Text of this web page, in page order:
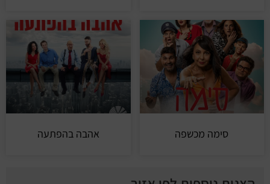
סימה מכשפה אהבה בהפתעה